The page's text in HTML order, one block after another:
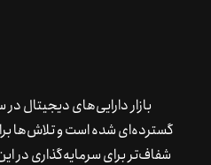
بازار دارایی‌های دیجیتال
گسترده‌ای شده است و تلاش‌ها
شفاف‌تر برای سرمایه‌گذاری در